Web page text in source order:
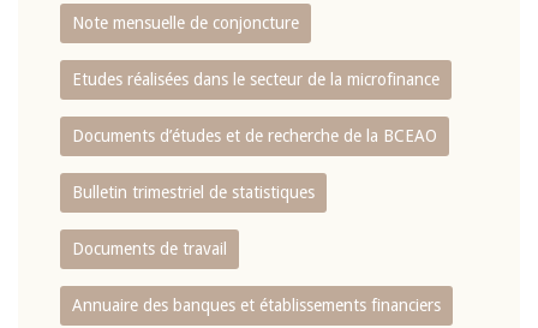
Note mensuelle de conjoncture
Etudes réalisées dans le secteur de la microfinance
Documents d’études et de recherche de la BCEAO
Bulletin trimestriel de statistiques
Documents de travail
Annuaire des banques et établissements financiers